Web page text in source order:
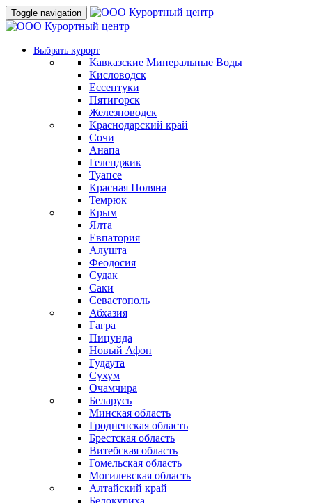
Toggle navigation
Выбрать курорт
Кавказские Минеральные Воды
Кисловодск
Ессентуки
Пятигорск
Железноводск
Краснодарский край
Сочи
Анапа
Геленджик
Туапсе
Красная Поляна
Темрюк
Крым
Ялта
Евпатория
Алушта
Феодосия
Судак
Саки
Севастополь
Абхазия
Гагра
Пицунда
Новый Афон
Гудаута
Сухум
Очамчира
Беларусь
Минская область
Гродненская область
Брестская область
Витебская область
Гомельская область
Могилевская область
Алтайский край
Белокуриха